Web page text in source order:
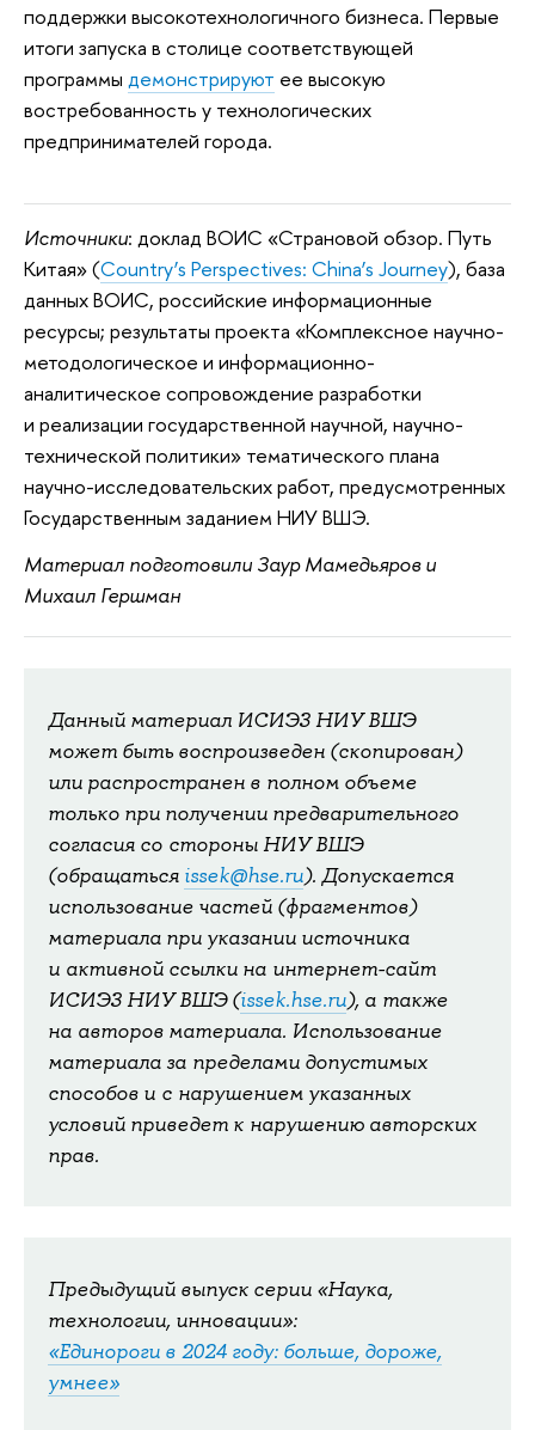
поддержки высокотехнологичного бизнеса. Первые
итоги запуска в столице соответствующей
программы демонстрируют ее высокую
востребованность у технологических
предпринимателей города.
Источники: доклад ВОИС «Страновой обзор. Путь
Китая» (Country’s Perspectives: China’s Journey), база
данных ВОИС, российские информационные
ресурсы; результаты проекта «Комплексное научно-
методологическое и информационно-
аналитическое сопровождение разработки
и реализации государственной научной, научно-
технической политики» тематического плана
научно-исследовательских работ, предусмотренных
Государственным заданием НИУ ВШЭ.
Материал подготовили Заур Мамедьяров и
Михаил Гершман
Данный материал ИСИЭЗ НИУ ВШЭ
может быть воспроизведен (скопирован)
или распространен в полном объеме
только при получении предварительного
согласия со стороны НИУ ВШЭ
(обращаться issek@hse.ru). Допускается
использование частей (фрагментов)
материала при указании источника
и активной ссылки на интернет-сайт
ИСИЭЗ НИУ ВШЭ (issek.hse.ru), а также
на авторов материала. Использование
материала за пределами допустимых
способов и с нарушением указанных
условий приведет к нарушению авторских
прав.
Предыдущий выпуск серии «Наука,
технологии, инновации»:
«Единороги в 2024 году: больше, дороже,
умнее»